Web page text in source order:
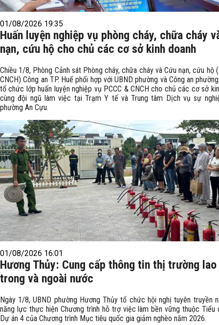
01/08/2026 19:35
Huấn luyện nghiệp vụ phòng cháy, chữa cháy
nạn, cứu hộ cho chủ các cơ sở kinh doanh
Chiều 1/8, Phòng Cảnh sát Phòng cháy, chữa cháy và Cứu nạn, cứu hộ
CNCH) Công an TP. Huế phối hợp với UBND phường và Công an
tổ chức lớp huấn luyện nghiệp vụ PCCC & CNCH cho chủ các cơ sở
cùng đội ngũ làm việc tại Trạm Y tế và Trung tâm Dịch vụ sự
phường An Cựu.
01/08/2026 16:01
Hương Thủy: Cung cấp thông tin thị trường
trong và ngoài nước
Ngày 1/8, UBND phường Hương Thủy tổ chức hội nghị tuyên truyền
năng lực thực hiện Chương trình hỗ trợ việc làm bền vững thuộc Tiểu
Dự án 4 của Chương trình Mục tiêu quốc gia giảm nghèo năm 2026.